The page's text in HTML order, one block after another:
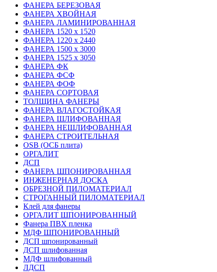
ФАНЕРА БЕРЕЗОВАЯ
ФАНЕРА ХВОЙНАЯ
ФАНЕРА ЛАМИНИРОВАННАЯ
ФАНЕРА 1520 х 1520
ФАНЕРА 1220 х 2440
ФАНЕРА 1500 х 3000
ФАНЕРА 1525 х 3050
ФАНЕРА ФК
ФАНЕРА ФСФ
ФАНЕРА ФОФ
ФАНЕРА СОРТОВАЯ
ТОЛЩИНА ФАНЕРЫ
ФАНЕРА ВЛАГОСТОЙКАЯ
ФАНЕРА ШЛИФОВАННАЯ
ФАНЕРА НЕШЛИФОВАННАЯ
ФАНЕРА СТРОИТЕЛЬНАЯ
OSB (ОСБ плита)
ОРГАЛИТ
ДСП
ФАНЕРА ШПОНИРОВАННАЯ
ИНЖЕНЕРНАЯ ДОСКА
ОБРЕЗНОЙ ПИЛОМАТЕРИАЛ
СТРОГАННЫЙ ПИЛОМАТЕРИАЛ
Клей для фанеры
ОРГАЛИТ ШПОНИРОВАННЫЙ
Фанера ПВХ пленка
МДФ ШПОНИРОВАННЫЙ
ДСП шпонированный
ДСП шлифованная
МДФ шлифованный
ЛДСП